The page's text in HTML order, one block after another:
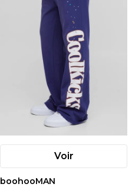
Voir
boohooMAN